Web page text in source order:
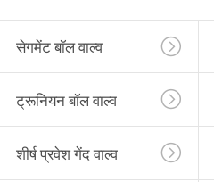
सेगमेंट बॉल वाल्व
ट्रूनियन बॉल वाल्व
शीर्ष प्रवेश गेंद वाल्व